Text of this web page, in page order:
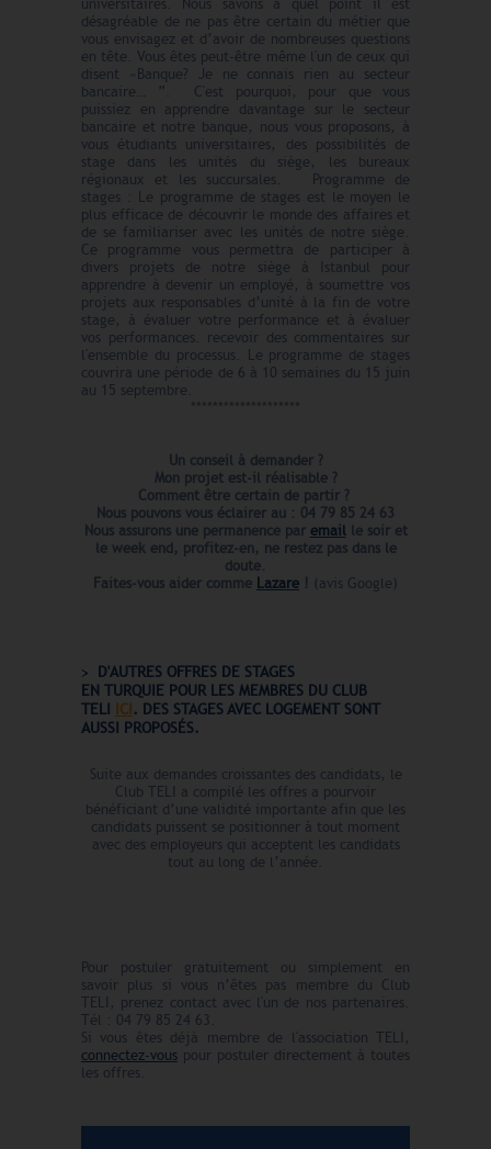
universitaires. Nous savons à quel point il est
désagréable de ne pas être certain du métier que
vous envisagez et d’avoir de nombreuses questions
en tête. Vous êtes peut-être même l'un de ceux qui
disent «Banque? Je ne connais rien au secteur
bancaire… ”. C'est pourquoi, pour que vous
puissiez en apprendre davantage sur le secteur
bancaire et notre banque, nous vous proposons, à
vous étudiants universitaires, des possibilités de
stage dans les unités du siège, les bureaux
régionaux et les succursales. Programme de
stages : Le programme de stages est le moyen le
plus efficace de découvrir le monde des affaires et
de se familiariser avec les unités de notre siège.
Ce programme vous permettra de participer à
divers projets de notre siège à Istanbul pour
apprendre à devenir un employé, à soumettre vos
projets aux responsables d’unité à la fin de votre
stage, à évaluer votre performance et à évaluer
vos performances. recevoir des commentaires sur
l'ensemble du processus. Le programme de stages
couvrira une période de 6 à 10 semaines du 15 juin
au 15 septembre.
Un conseil à demander ?
Mon projet est-il réalisable ?
Comment être certain de partir ?
Nous pouvons vous éclairer au : 04 79 85 24 63
Nous assurons une permanence par emaille soir et
le week end, profitez-en, ne restez pas dans le
doute.
Faites-vous aider comme Lazare (avis Google)
D'AUTRES OFFRES DE STAGES
EN TURQUIE POUR LES MEMBRES DU CLUB
TELI
ICI . DES STAGES AVEC LOGEMENT SONT
AUSSI PROPOSÉS.
Suite aux demandes croissantes des candidats, le
Club TELI a compilé les offres a pourvoir
bénéficiant d’une validité importante afin que les
candidats puissent se positionner à tout moment
avec des employeurs qui acceptent les candidats
tout au long de l’année.
Pour postuler gratuitement ou simplement en
savoir plus si vous n’êtes pas membre du Club
TELI, prenez contact avec l'un de nos partenaires.
Tél : 04 79 85 24 63.
Si vous êtes déjà membre de l'association TELI,
connectez-vous pour postuler directement à toutes
les offres.